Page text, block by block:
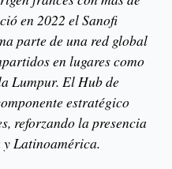
en 2022 el Sanofi
parte de una red global
en lugares como
Lumpur. El Hub de
estratégico
reforzando la presencia
Latinoamérica.